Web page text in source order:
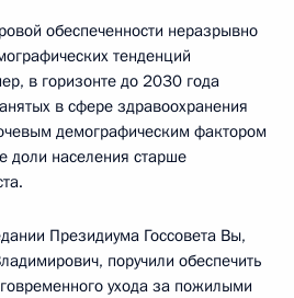
обеспеченности неразрывно
тенденций
в горизонте до 2030 года
в сфере здравоохранения
демографическим фактором
доли населения старше
Президиума Госсовета Вы,
поручили обеспечить
ухода за пожилыми